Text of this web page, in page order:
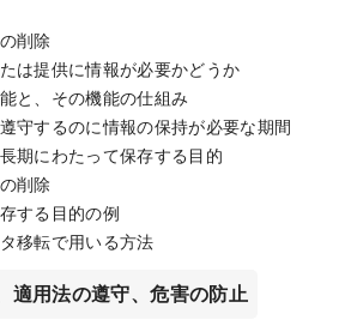
削除
は提供に情報が必要かどうか
と、その機能の仕組み
守するのに情報の保持が必要な期間
期にわたって保存する目的
削除
する目的の例
移転で用いる方法
適用法の遵守、危害の防止